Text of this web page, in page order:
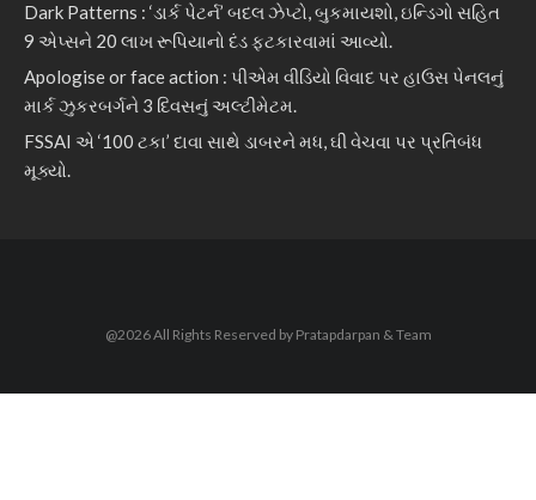
Dark Patterns : ‘ડાર્ક પેટર્ન’ બદલ ઝેપ્ટો, બુકમાયશો, ઇન્ડિગો સહિત
9 એપ્સને 20 લાખ રૂપિયાનો દંડ ફટકારવામાં આવ્યો.
Apologise or face action : પીએમ વીડિયો વિવાદ પર હાઉસ પેનલનું
માર્ક ઝુકરબર્ગને 3 દિવસનું અલ્ટીમેટમ.
FSSAI એ ‘100 ટકા’ દાવા સાથે ડાબરને મધ, ઘી વેચવા પર પ્રતિબંધ
મૂક્યો.
@2026 All Rights Reserved by Pratapdarpan & Team